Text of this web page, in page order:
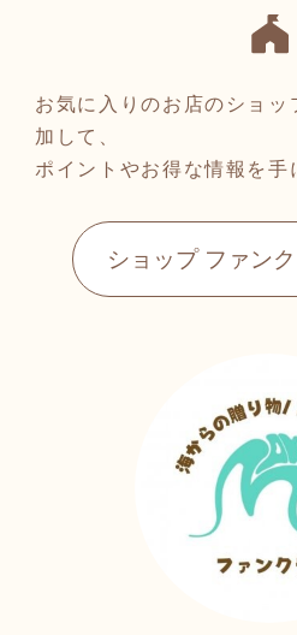
お気に入りのお店のショッ
加して、
ポイントやお得な情報を手
ショップ ファン